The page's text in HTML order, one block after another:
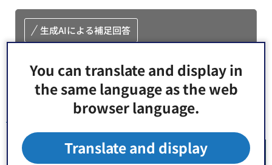
You can translate and display in
the same language as the web
browser language.
Translate and display
生成AIによる補足回答
> 検索結果